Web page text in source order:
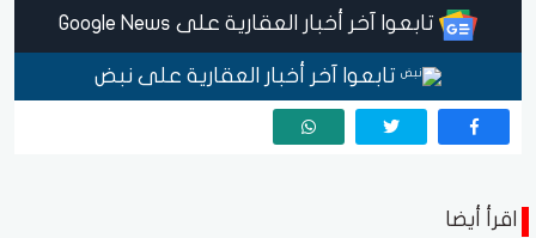
تابعوا آخر أخبار العقارية على Google News
تابعوا آخر أخبار العقارية على نبض
اقرأ أيضا